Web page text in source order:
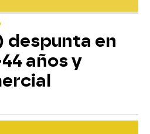
despunta en
años y